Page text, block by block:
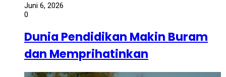
Juni 6, 2026
0
Dunia Pendidikan Makin Buram
dan Memprihatinkan